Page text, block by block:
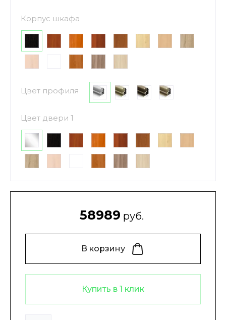
Корпус шкафа
Цвет профиля
Цвет двери 1
58989 руб.
В корзину
Купить в 1 клик